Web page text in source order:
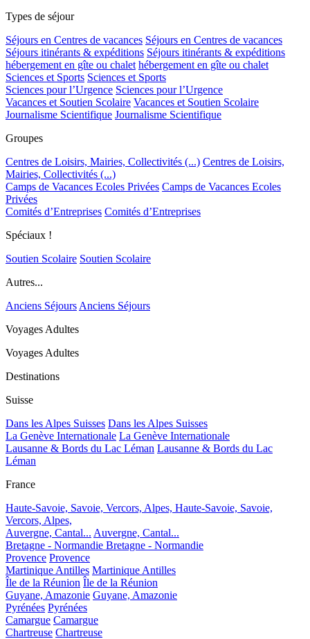
Types de séjour
Séjours en Centres de vacances Séjours en Centres de vacances
Séjours itinérants & expéditions Séjours itinérants & expéditions
hébergement en gîte ou chalet hébergement en gîte ou chalet
Sciences et Sports Sciences et Sports
Sciences pour l’Urgence Sciences pour l’Urgence
Vacances et Soutien Scolaire Vacances et Soutien Scolaire
Journalisme Scientifique Journalisme Scientifique
Groupes
Centres de Loisirs, Mairies, Collectivités (...) Centres de Loisirs,
Mairies, Collectivités (...)
Camps de Vacances Ecoles Privées Camps de Vacances Ecoles
Privées
Comités d’Entreprises Comités d’Entreprises
Spéciaux !
Soutien Scolaire Soutien Scolaire
Autres...
Anciens SéjoursAnciens Séjours
Voyages Adultes
Voyages Adultes
Destinations
Suisse
Dans les Alpes Suisses Dans les Alpes Suisses
La Genève Internationale La Genève Internationale
Lausanne & Bords du Lac Léman Lausanne & Bords du Lac
Léman
France
Haute-Savoie, Savoie, Vercors, Alpes, Haute-Savoie, Savoie,
Vercors, Alpes,
Auvergne, Cantal... Auvergne, Cantal...
Bretagne - Normandie Bretagne - Normandie
Provence Provence
Martinique Antilles Martinique Antilles
Île de la Réunion Île de la Réunion
Guyane, Amazonie Guyane, Amazonie
Pyrénées Pyrénées
Camargue Camargue
Chartreuse Chartreuse